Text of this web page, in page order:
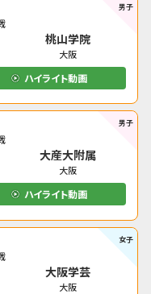
男子
桃山学院
大阪
ハイライト動画
男子
大産大附属
大阪
ハイライト動画
女子
大阪学芸
大阪